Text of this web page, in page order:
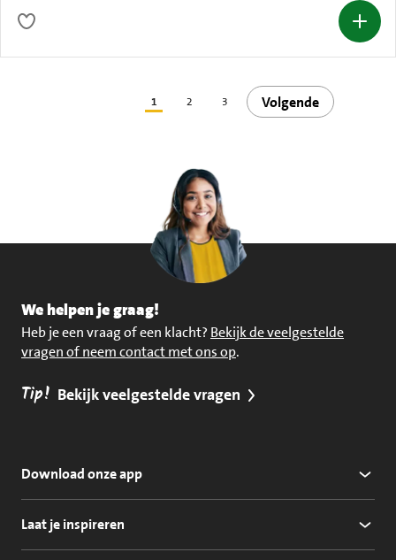
1 2 3 Volgende
We helpen je graag!
Heb je een vraag of een klacht? Bekijk de veelgestelde
vragen of neem contact met ons op.
Tip! Bekijk veelgestelde vragen
Download onze app
Laat je inspireren